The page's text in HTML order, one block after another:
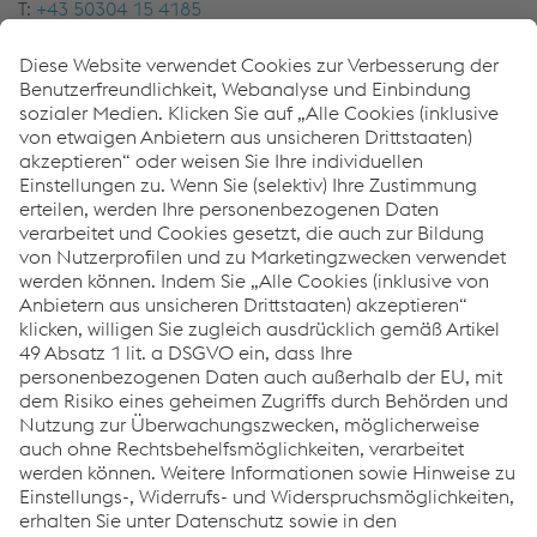
T: +43 50304 15 4185
Technik:
An­dre­as Kud­ler
Ma­gnet­prü­fung
T:+43 50304 15 4905
E-Mail sen­den
Downloads